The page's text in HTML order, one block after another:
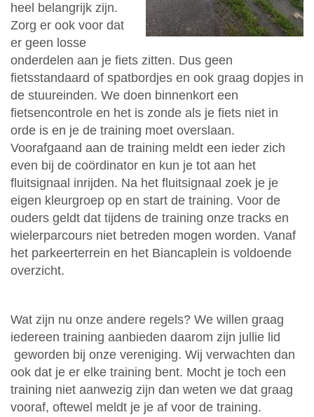
heel belangrijk zijn.
Zorg er ook voor dat
er geen losse
onderdelen aan je fiets zitten. Dus geen
fietsstandaard of spatbordjes en ook graag dopjes in
de stuureinden. We doen binnenkort een
fietsencontrole en het is zonde als je fiets niet in
orde is en je de training moet overslaan.
Voorafgaand aan de training meldt een ieder zich
even bij de coördinator en kun je tot aan het
fluitsignaal inrijden. Na het fluitsignaal zoek je je
eigen kleurgroep op en start de training. Voor de
ouders geldt dat tijdens de training onze tracks en
wielerparcours niet betreden mogen worden. Vanaf
het parkeerterrein en het Biancaplein is voldoende
overzicht.
Wat zijn nu onze andere regels? We willen graag
iedereen training aanbieden daarom zijn jullie lid
geworden bij onze vereniging. Wij verwachten dan
ook dat je er elke training bent. Mocht je toch een
training niet aanwezig zijn dan weten we dat graag
vooraf, oftewel meldt je je af voor de training.